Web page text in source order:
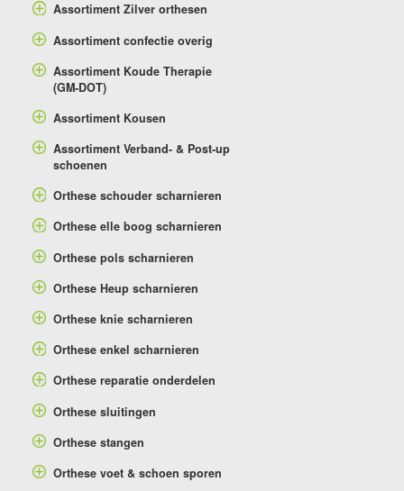
Assortiment Zilver orthesen
Assortiment confectie overig
Assortiment Koude Therapie
(GM-DOT)
Assortiment Kousen
Assortiment Verband- & Post-up
schoenen
Orthese schouder scharnieren
Orthese elle boog scharnieren
Orthese pols scharnieren
Orthese Heup scharnieren
Orthese knie scharnieren
Orthese enkel scharnieren
Orthese reparatie onderdelen
Orthese sluitingen
Orthese stangen
Orthese voet & schoen sporen